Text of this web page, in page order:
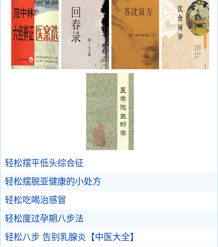
轻松摆平低头综合征
轻松摆脱亚健康的小处方
轻松吃喝治感冒
轻松度过孕期八步法
轻松八步 告别乳腺炎【中医大全】